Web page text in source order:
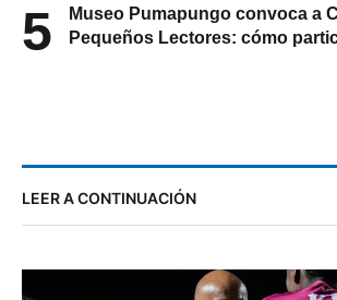
5
Museo Pumapungo convoca a
Pequeños Lectores: cómo
LEER A CONTINUACIÓN